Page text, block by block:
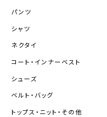
パンツ
シャツ
ネクタイ
コート・インナーベスト
シューズ
ベルト・バッグ
トップス・ニット・その他